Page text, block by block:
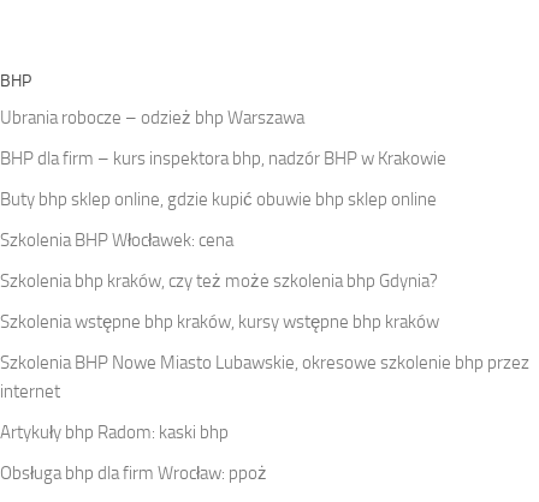
BHP
Ubrania robocze – odzież bhp Warszawa
BHP dla firm – kurs inspektora bhp, nadzór BHP w Krakowie
Buty bhp sklep online, gdzie kupić obuwie bhp sklep online
Szkolenia BHP Włocławek: cena
Szkolenia bhp kraków, czy też może szkolenia bhp Gdynia?
Szkolenia wstępne bhp kraków, kursy wstępne bhp kraków
Szkolenia BHP Nowe Miasto Lubawskie, okresowe szkolenie bhp przez
internet
Artykuły bhp Radom: kaski bhp
Obsługa bhp dla firm Wrocław: ppoż